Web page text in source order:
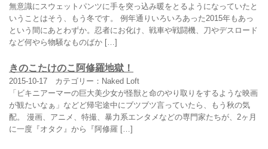
無意識にスウェットパンツに手を突っ込み暖をとるようになっていたと
いうことはそう、もう冬です。 例年通りいろいろあった2015年もあっ
という間にあとわずか。忍者にお化け、戦車や戦闘機、刀やデスロード
など何やら物騒なものばか […]
きのこたけのこ阿修羅地獄！
2015-10-17
カテゴリー：Naked Loft
「ビキニアーマーの巨大美少女が怪獣と命のやり取りをするような映画
が観たいなぁ」などど帰宅途中にブツブツ言っていたら、もう秋の気
配。 漫画、アニメ、特撮、暴力系エンタメなどの専門家たちが、2ヶ月
に一度『オタク』から『阿修羅 […]